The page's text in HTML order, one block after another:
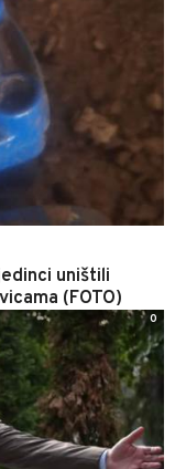
uništili
(FOTO)
0